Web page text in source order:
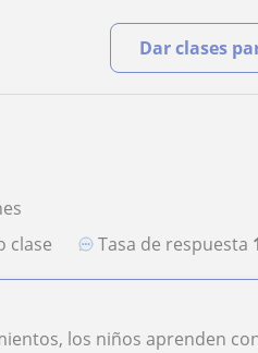
Dar clases
clase Tasa de respuesta
los niños aprenden